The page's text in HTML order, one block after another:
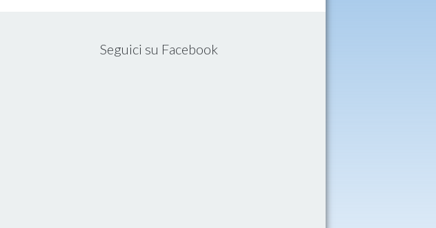
Seguici su Facebook